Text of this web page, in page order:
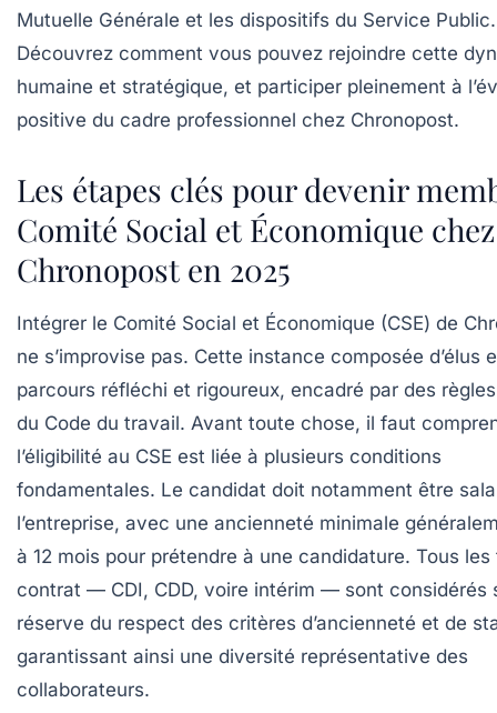
Mutuelle Générale et les dispositifs du Service Public.
Découvrez comment vous pouvez rejoindre cette
humaine et stratégique, et participer pleinement à
positive du cadre professionnel chez Chronopost.
Les étapes clés pour devenir
Comité Social et Économique chez
Chronopost en 2025
Intégrer le Comité Social et Économique (CSE) de
ne s’improvise pas. Cette instance composée d’élus
parcours réfléchi et rigoureux, encadré par des
du Code du travail. Avant toute chose, il faut
l’éligibilité au CSE est liée à plusieurs conditions
fondamentales. Le candidat doit notamment être
l’entreprise, avec une ancienneté minimale
à 12 mois pour prétendre à une candidature. Tous
contrat — CDI, CDD, voire intérim — sont considérés
réserve du respect des critères d’ancienneté et de
garantissant ainsi une diversité représentative des
collaborateurs.